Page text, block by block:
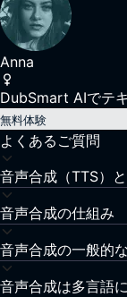
Anna
DubSmart AIでテ
無料体験
よくあるご質問
音声合成（TTS）
音声合成の仕組み
音声合成の一般的
音声合成は多言語